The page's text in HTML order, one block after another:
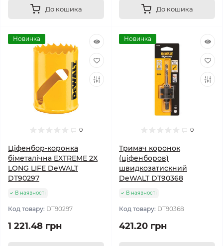
До кошика До кошика
Новинка
0
Ціфенбор-коронка
біметалічна EXTREME 2X
LONG LIFE DeWALT
DT90297
В наявності
Код товару: DT90297
1 221.48 грн
Новинка
0
Тримач коронок
(ціфенборов)
швидкозатискний
DeWALT DT90368
В наявності
Код товару: DT90368
421.20 грн